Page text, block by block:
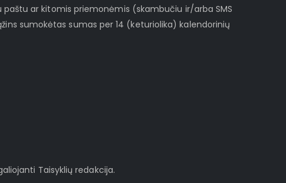
ar kitomis priemonėmis (skambučiu ir/arba SMS
sumokėtas sumas per 14 (keturiolika) kalendorinių
Taisyklių redakcija.